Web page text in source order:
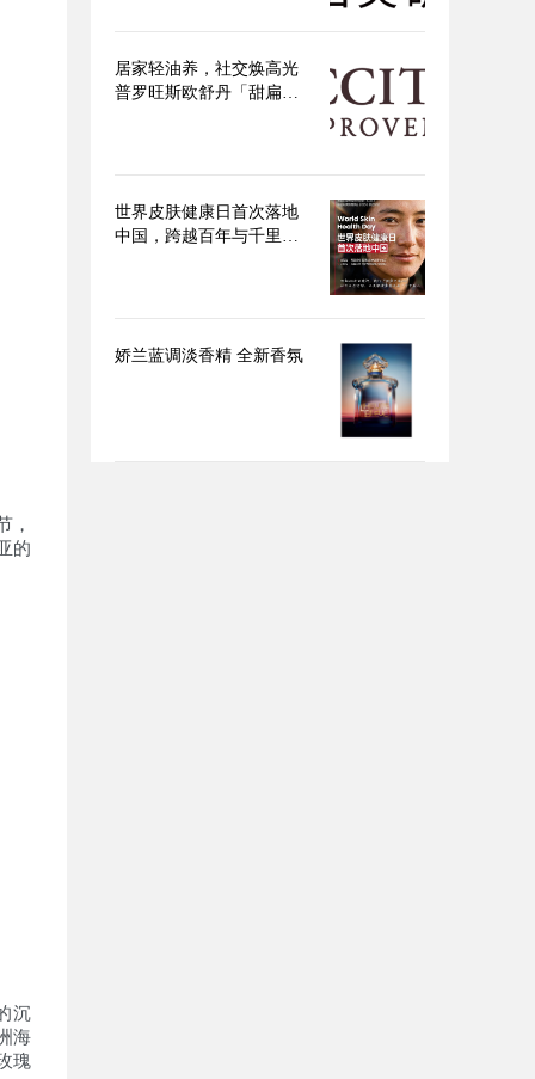
，
的
沉
海
瑰
居家轻油养，社交焕高光
普罗旺斯欧舒丹「甜扁桃
世界皮肤健康日首次落地
中国，跨越百年与千里的
娇兰蓝调淡香精 全新香氛